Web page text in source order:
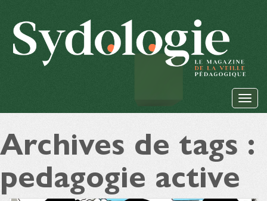
Archives de tags :
pedagogie active